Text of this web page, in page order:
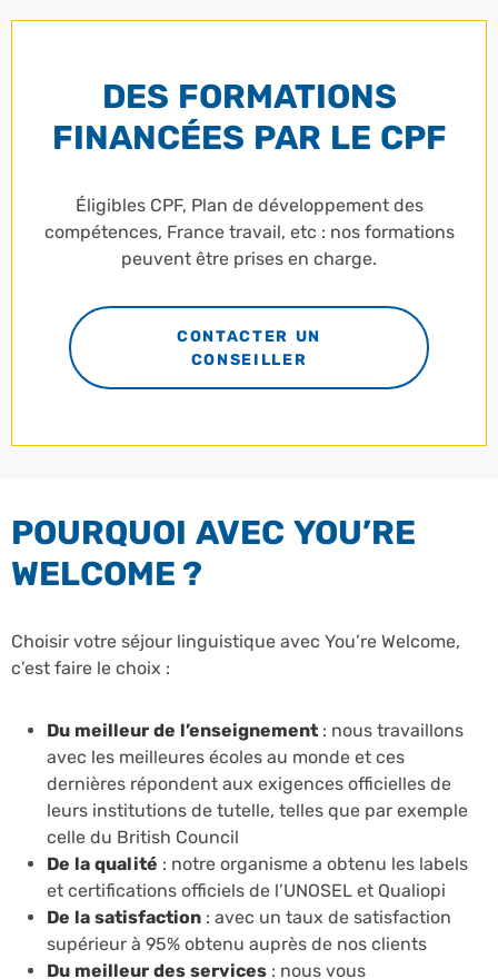
DES FORMATIONS
FINANCÉES PAR LE CPF
Éligibles CPF, Plan de développement des
compétences, France travail, etc : nos formations
peuvent être prises en charge.
CONTACTER UN
CONSEILLER
POURQUOI AVEC YOU’RE
WELCOME ?
Choisir votre séjour linguistique avec You’re Welcome,
c’est faire le choix :
Du meilleur de l’enseignement : nous travaillons
avec les meilleures écoles au monde et ces
dernières répondent aux exigences officielles de
leurs institutions de tutelle, telles que par exemple
celle du British Council
De la qualité : notre organisme a obtenu les labels
et certifications officiels de l’UNOSEL et Qualiopi
De la satisfaction : avec un taux de satisfaction
supérieur à 95% obtenu auprès de nos clients
Du meilleur des services : nous vous